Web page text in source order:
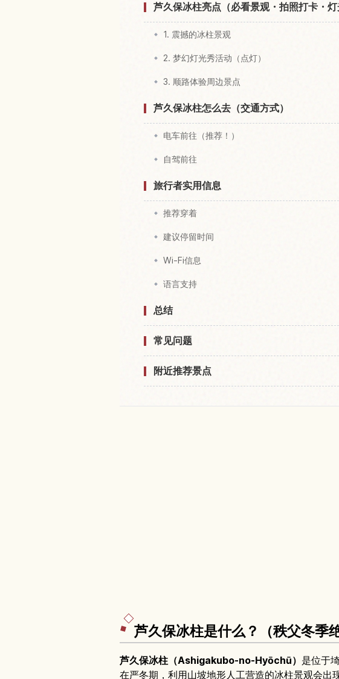
芦久保冰柱亮点（必看景观・拍照打卡・灯
1. 震撼的冰柱景观
2. 梦幻灯光秀活动（点灯）
3. 顺路体验周边景点
芦久保冰柱怎么去（交通方式）
电车前往（推荐！）
自驾前往
旅行者实用信息
推荐穿着
建议停留时间
Wi-Fi信息
语言支持
总结
常见问题
附近推荐景点
芦久保冰柱是什么？（秩父冬季
芦久保冰柱（Ashigakubo-no-Hyōchū） 是位于
在严冬期，利用山坡地形人工营造的冰柱景观会出